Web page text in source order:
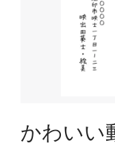
かわいい